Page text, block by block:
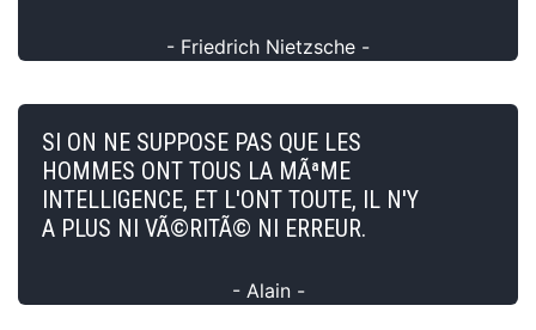
- Friedrich Nietzsche -
SI ON NE SUPPOSE PAS QUE LES
HOMMES ONT TOUS LA MÃªME
INTELLIGENCE, ET L'ONT TOUTE, IL N'Y
A PLUS NI VÃ©RITÃ© NI ERREUR.
- Alain -